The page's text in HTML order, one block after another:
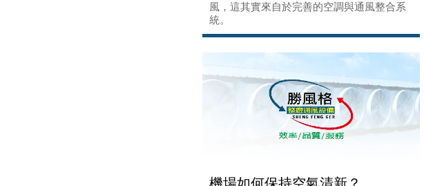
風，這其實來自於完善的空調與通風整合系
統。